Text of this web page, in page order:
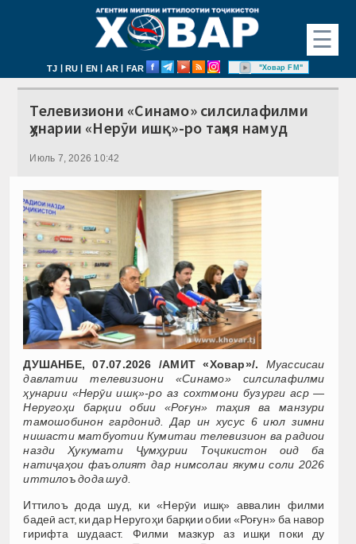
☰
TJ | RU | EN | AR | FAR "Ховар FM"
Телевизиони «Синамо» силсилафилми
ҳунарии «Нерӯи ишқ»-ро таҳия намуд
Июль 7, 2026 10:42
ДУШАНБЕ, 07.07.2026 /АМИТ «Ховар»/.
Муассисаи
давлатии телевизиони «Синамо» силсилафилми
ҳунарии «Нерӯи ишқ»-ро аз сохтмони бузурги аср —
Неругоҳи барқии обии «Роғун» таҳия ва манзури
тамошобинон гардонид. Дар ин хусус 6 июл зимни
нишасти матбуотии Кумитаи телевизион ва радиои
назди Ҳукумати Ҷумҳурии Тоҷикистон оид ба
натиҷаҳои фаъолият дар нимсолаи якуми соли 2026
иттилоъ дода шуд.
Иттилоъ дода шуд, ки «Нерӯи ишқ» аввалин филми
бадеӣ аст, ки дар Неругоҳи барқии обии «Роғун» ба навор
гирифта шудааст. Филми мазкур аз ишқи поки ду